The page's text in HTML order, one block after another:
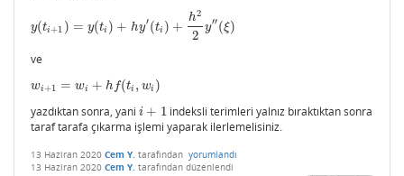
y(ti+1 ) = y(ti ) + hy′(ti ) +
h2
2
y′′(ξ)
y ti+ 1)=y(t )+ hy′(ti)+h22y ′′(ξ)
ve
wi+1 = wi + h f(ti , wi )
wi+ 1=w i+hf( ti,wi)
yazdıktan sonra, yani i + 1
i+1
indeksli terimleri yalnız bıraktıktan sonra
taraf tarafa çıkarma işlemi yaparak ilerlemelisiniz.
13 Haziran 2020 Cem Y. tarafından yorumlandı
13 Haziran 2020 Cem Y. tarafından düzenlendi